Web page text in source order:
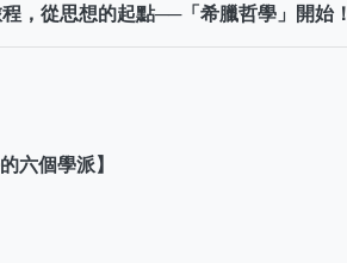
，從思想的起點──「希臘哲學」開始！
六個學派】